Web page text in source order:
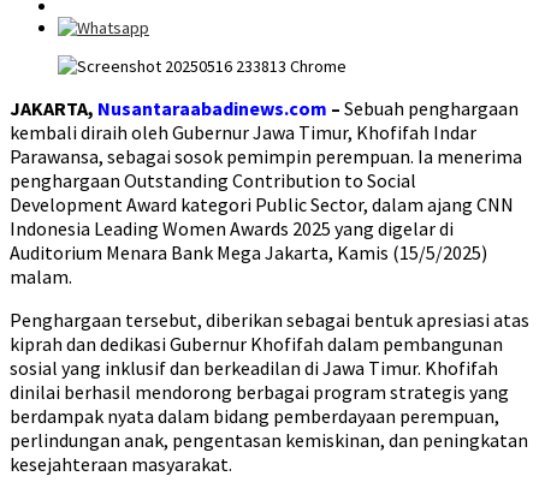
JAKARTA, Nusantaraabadinews.com – Sebuah penghargaan
kembali diraih oleh Gubernur Jawa Timur, Khofifah Indar
Parawansa, sebagai sosok pemimpin perempuan. Ia menerima
penghargaan Outstanding Contribution to Social
Development Award kategori Public Sector, dalam ajang CNN
Indonesia Leading Women Awards 2025 yang digelar di
Auditorium Menara Bank Mega Jakarta, Kamis (15/5/2025)
malam.
Penghargaan tersebut, diberikan sebagai bentuk apresiasi atas
kiprah dan dedikasi Gubernur Khofifah dalam pembangunan
sosial yang inklusif dan berkeadilan di Jawa Timur. Khofifah
dinilai berhasil mendorong berbagai program strategis yang
berdampak nyata dalam bidang pemberdayaan perempuan,
perlindungan anak, pengentasan kemiskinan, dan peningkatan
kesejahteraan masyarakat.